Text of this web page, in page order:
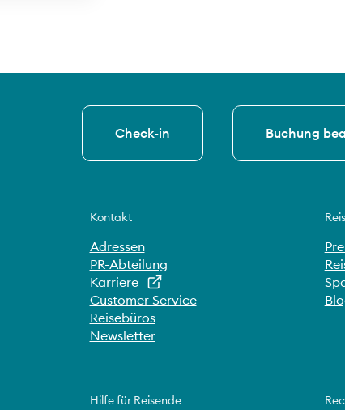
Check-in Buchung
Kontakt
Adressen
PR-Abteilung
Karriere
Customer Service
Reisebüros
Newsletter
Hilfe für Reisende